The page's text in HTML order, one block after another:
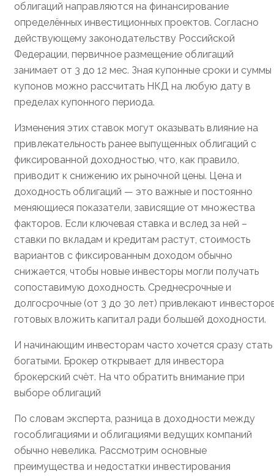
облигаций направляются на финансирование
определённых инвестиционных проектов. Согласно
действующему законодательству Российской
Федерации, первичное размещение облигаций
занимает от 3 до 12 мес. Зная купонные сроки и суммы
купонов можно рассчитать НКД на любую дату в
пределах купонного периода.
Изменения этих ставок могут оказывать влияние на
привлекательность ранее выпущенных облигаций с
фиксированной доходностью, что, как правило,
приводит к снижению их рыночной цены. Цена и
доходность облигаций — это важные и постоянно
меняющиеся показатели, зависящие от множества
факторов. Если ключевая ставка и вслед за ней –
ставки по вкладам и кредитам растут, стоимость
вариантов с фиксированным доходом обычно
снижается, чтобы новые инвесторы могли получать
сопоставимую доходность. Среднесрочные и
долгосрочные (от 3 до 30 лет) привлекают
готовых вложить капитал ради большей доходности.
И начинающим инвесторам часто хочется сразу стать
богатыми. Брокер открывает для инвестора
брокерский счёт. На что обратить внимание при
выборе облигаций
По словам эксперта, разница в доходности между
гособлигациями и облигациями ведущих компаний
обычно невелика. Рассмотрим основные
преимущества и недостатки инвестирования